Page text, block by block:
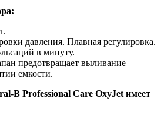
давления. Плавная регулировка.
в минуту.
предотвращает выливание
емкости.
B Professional Care OxyJet имеет